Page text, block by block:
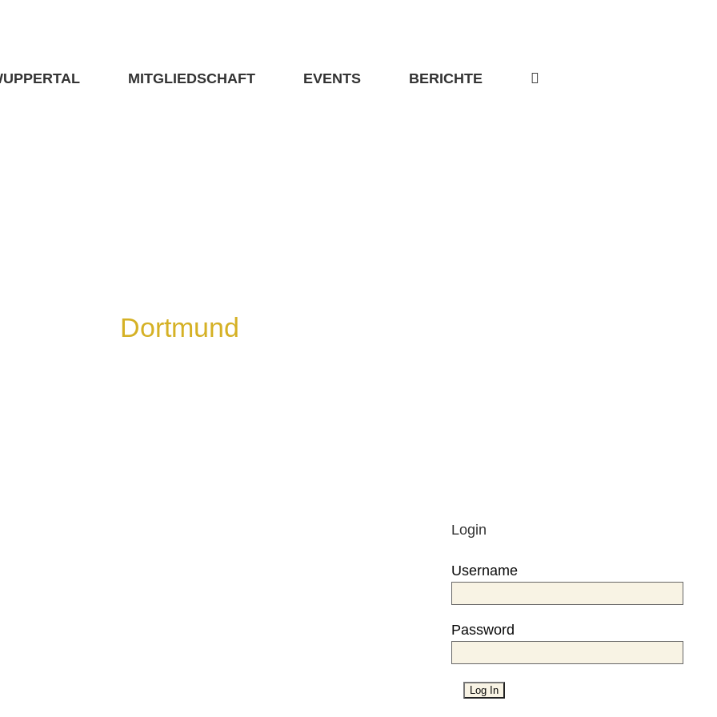
MITGLIEDSCHAFT EVENTS BERICHTE
Dortmund
Login
Username
Password